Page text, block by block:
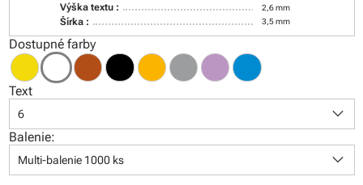
Výška textu : 2,6 mm
Šírka : 3,5 mm
Dostupné farby
Text
6 keyboard_arrow_down
Balenie:
Multi-balenie 1000 ks keyboard_arrow_down